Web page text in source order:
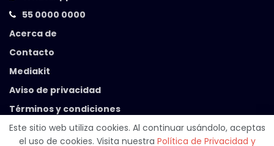
55 0000 0000
Acerca de
Contacto
Mediakit
Aviso de privacidad
Términos y condiciones
Este sitio web utiliza cookies. Al continuar usándolo, aceptas
el uso de cookies. Visita nuestra Política de Privacidad y